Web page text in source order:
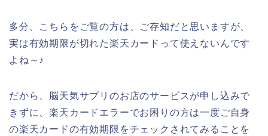
多分、こちらをご覧の方は、ご存知だと思いますが、
実は有効期限が切れた楽天カードって使えないんです
よね～♪
だから、脳天気サプリのお店のサービスが申し込みで
きずに、楽天カードエラーでお困りの方は一度ご自身
の楽天カードの有効期限をチェックされてみることを